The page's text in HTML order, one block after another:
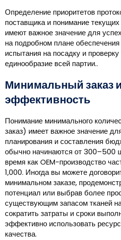
Определение приоритетов
поставщика и понимание
имеют важное значение для
на подробном плане
испытания на посадку и
единообразие всей партии..
Минимальный заказ
эффективность
Понимание минимального
заказ) имеет важное значение
планирования и составления
обычно начинаются от 300–500
время как OEM-производство
1,000. Иногда вы можете
минимальном заказе,
потенциал или выбрав более
существующим запасом тканей
сократить затраты и сроки
эффективно использовать
качества.